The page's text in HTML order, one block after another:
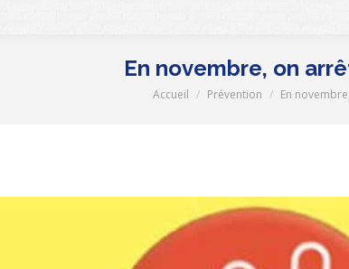
En novembre, on
Vous êtes ici :
Accueil Prévention En